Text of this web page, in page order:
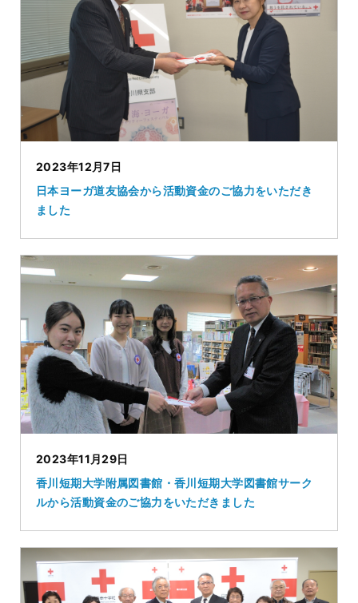
2023年12月7日
日本ヨーガ道友協会から活動資金のご協力をいただき
ました
2023年11月29日
香川短期大学附属図書館・香川短期大学図書館サーク
ルから活動資金のご協力をいただきました